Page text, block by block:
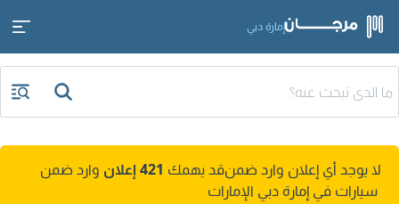
إمارة دبي
لا يوجد أي إعلان وارد ضمنقد يهمك 421 إعلان
وارد ضمن
سيارات في إمارة دبي الإمارات